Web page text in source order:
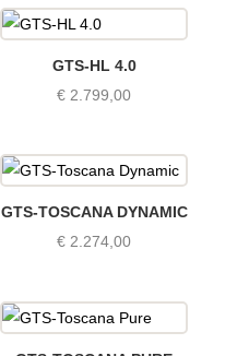
tot
GTS-HL 4.0
€ 2.799,00
GTS-TOSCANA DYNAMIC
€ 2.274,00